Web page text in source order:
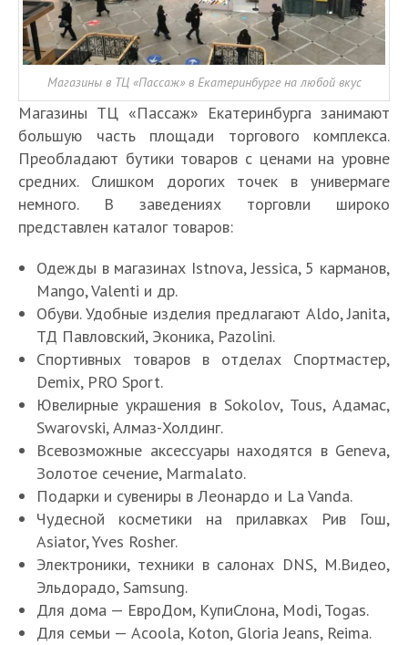
Магазины в ТЦ «Пассаж» в Екатеринбурге на любой вкус
Магазины ТЦ «Пассаж» Екатеринбурга занимают
большую часть площади торгового комплекса.
Преобладают бутики товаров с ценами на уровне
средних. Слишком дорогих точек в универмаге
немного. В заведениях торговли широко
представлен каталог товаров:
Одежды в магазинах Istnova, Jessica, 5 карманов,
Mango, Valenti и др.
Обуви. Удобные изделия предлагают Aldo, Janita,
ТД Павловский, Эконика, Pazolini.
Спортивных товаров в отделах Спортмастер,
Demix, PRO Sport.
Ювелирные украшения в Sokolov, Tous, Адамас,
Swarovski, Алмаз-Холдинг.
Всевозможные аксессуары находятся в Geneva,
Золотое сечение, Marmalato.
Подарки и сувениры в Леонардо и La Vanda.
Чудесной косметики на прилавках Рив Гош,
Asiator, Yves Rosher.
Электроники, техники в салонах DNS, М.Видео,
Эльдорадо, Samsung.
Для дома — ЕвроДом, КупиСлона, Modi, Togas.
Для семьи — Acoola, Koton, Gloria Jeans, Reima.